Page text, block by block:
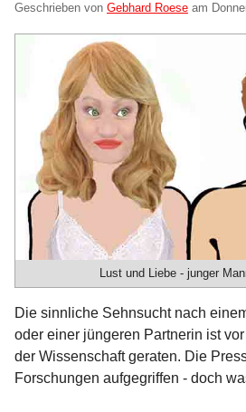
Geschrieben von Gebhard Roese am
Lust und Liebe - junger
Die sinnliche Sehnsucht nach
oder einer jüngeren Partnerin ist
der Wissenschaft geraten. Die
Forschungen aufgegriffen - doch